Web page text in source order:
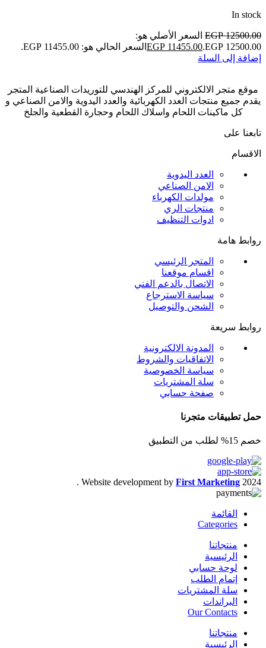
In stock
EGP12500.00
السعر الأصلي هو:
EGP 12500.00.
EGP 11455.00
السعر الحالي هو: EGP 11455.00.
إضافة إلى السلة
موقع متجر الالكتروني للمركز الهندسي للتوريدات الصناعية المتجر
يقدم جميع منتجات العدد الكهربائية والعدد اليدوية والامن الصناعي و
كل ماكينات اللحام واسلاك اللحام وحجارة القطعية والجلخ
تابعنا على
الاقسام
العدد اليدوية
الامن الصناعي
مولدات الكهرباء
منتجات الري
ادوات التنظيف
روابط هامة
المتجر الرئيسي
اقسام موقعنا
الاتصال بالدعم الفني
سياسة الاسترجاع
الشحن والتوصيل
روابط سريعة
المدونة الالكترونية
الاتفاقيات والشروط
سياسة الخصوصية
سلة المشتريات
صفحة حسابي
حمل تطبيقات متجرنا
خصم 15% لطلب من التطبيق
Website development by First Marketing 2024
.
القائمة
Categories
منتجاتنا
الرئيسية
لوحة حسابي
إتمام الطلب
سلة المشتريات
البراندات
Our Contacts
منتجاتنا
الرئيسية